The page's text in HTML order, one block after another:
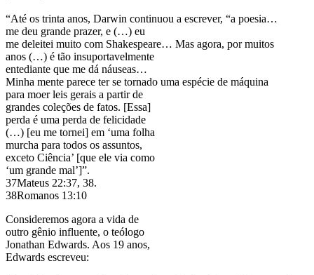
“Até os trinta anos, Darwin continuou a escrever, “a poesia…
me deu grande prazer, e (…) eu
me deleitei muito com Shakespeare… Mas agora, por muitos
anos (…) é tão insuportavelmente
entediante que me dá náuseas…
Minha mente parece ter se tornado uma espécie de máquina
para moer leis gerais a partir de
grandes coleções de fatos. [Essa]
perda é uma perda de felicidade
(…) [eu me tornei] em ‘uma folha
murcha para todos os assuntos,
exceto Ciência’ [que ele via como
‘um grande mal’]”.
37Mateus 22:37, 38.
38Romanos 13:10
Consideremos agora a vida de
outro gênio influente, o teólogo
Jonathan Edwards. Aos 19 anos,
Edwards escreveu: